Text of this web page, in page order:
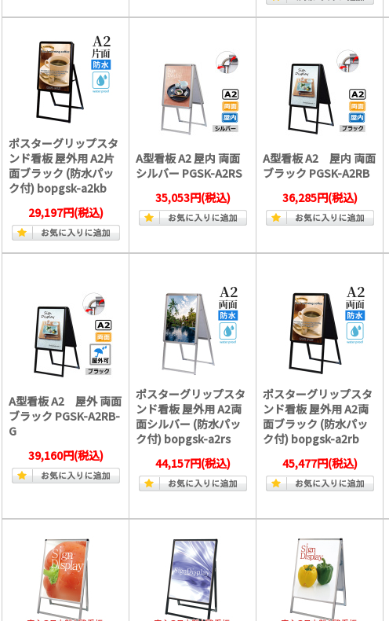
ポスターグリップスタ
ンド看板 屋外用 A2片
面ブラック (防水パッ
ク付) bopgsk-a2kb
29,197円(税込)
A型看板 A2 屋内 両面
シルバー PGSK-A2RS
35,053円(税込)
A型看板 A2 屋内 両面
ブラック PGSK-A2RB
36,285円(税込)
A型看板 A2 屋外 両面
ブラック PGSK-A2RB-
G
39,160円(税込)
ポスターグリップスタ
ンド看板 屋外用 A2両
面シルバー (防水パッ
ク付) bopgsk-a2rs
44,157円(税込)
ポスターグリップスタ
ンド看板 屋外用 A2両
面ブラック (防水パッ
ク付) bopgsk-a2rb
45,477円(税込)